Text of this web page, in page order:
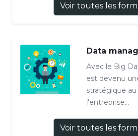
Voir toutes les
Data
Avec le Big
est devenu
stratégique
l'entreprise...
Voir toutes les